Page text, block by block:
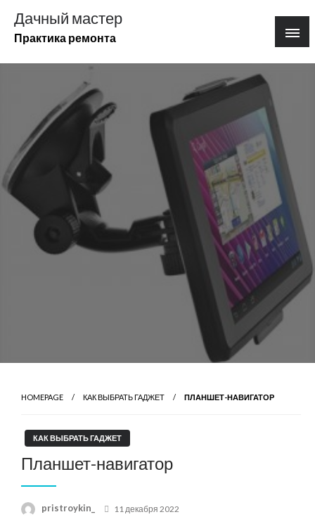
содержимому
Дачный мастер
Практика ремонта
HOMEPAGE КАК ВЫБРАТЬ ГАДЖЕТ ПЛАНШЕТ-НАВИГАТОР
КАК ВЫБРАТЬ ГАДЖЕТ
Планшет-навигатор
pristroykin_
Posted
11 декабря 2022